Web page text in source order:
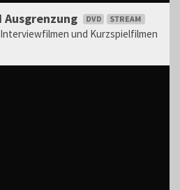
und Kurzspielfilmen